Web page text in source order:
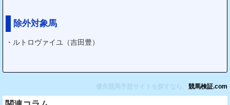
除外対象馬
・ルトロヴァイユ（吉田豊）
優良競馬予想サイトを探すなら、 競馬検証.com